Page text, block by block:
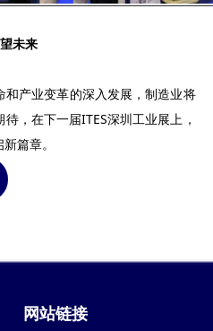
未来
产业变革的深入发展，制造业将
，在下一届ITES深圳工业展上，
篇章。
网站链接